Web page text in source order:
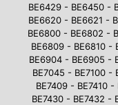
BE6429 - BE6450 -
BE6620 - BE6621 -
BE6800 - BE6802 -
BE6809 - BE6810 -
BE6904 - BE6905 -
BE7045 - BE7100 -
BE7409 - BE7410 -
BE7430 - BE7432 -